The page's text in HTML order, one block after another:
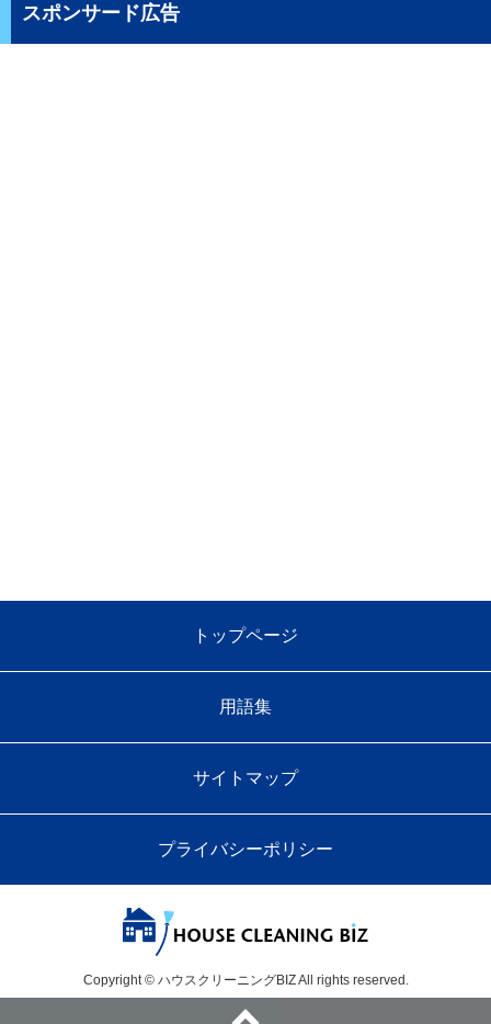
スポンサード広告
トップページ
用語集
サイトマップ
プライバシーポリシー
Copyright © ハウスクリーニングBIZ All rights reserved.